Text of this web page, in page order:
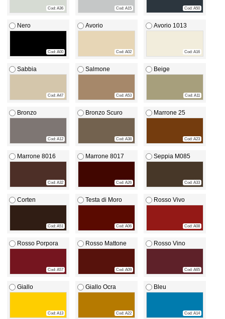
Cod: A36 Cod: A15 Cod: A50
Nero
Cod: A00
Avorio
Cod: A02
Avorio 1013
Cod: A16
Sabbia
Cod: A47
Salmone
Cod: A53
Beige
Cod: A11
Bronzo
Cod: A12
Bronzo Scuro
Cod: A38
Marrone 25
Cod: A23
Marrone 8016
Cod: A32
Marrone 8017
Cod: A26
Seppia M085
Cod: A33
Corten
Cod: A51
Testa di Moro
Cod: A06
Rosso Vivo
Cod: A08
Rosso Porpora
Cod: A57
Rosso Mattone
Cod: A09
Rosso Vino
Cod: A65
Giallo
Cod: A13
Giallo Ocra
Cod: A22
Bleu
Cod: A14